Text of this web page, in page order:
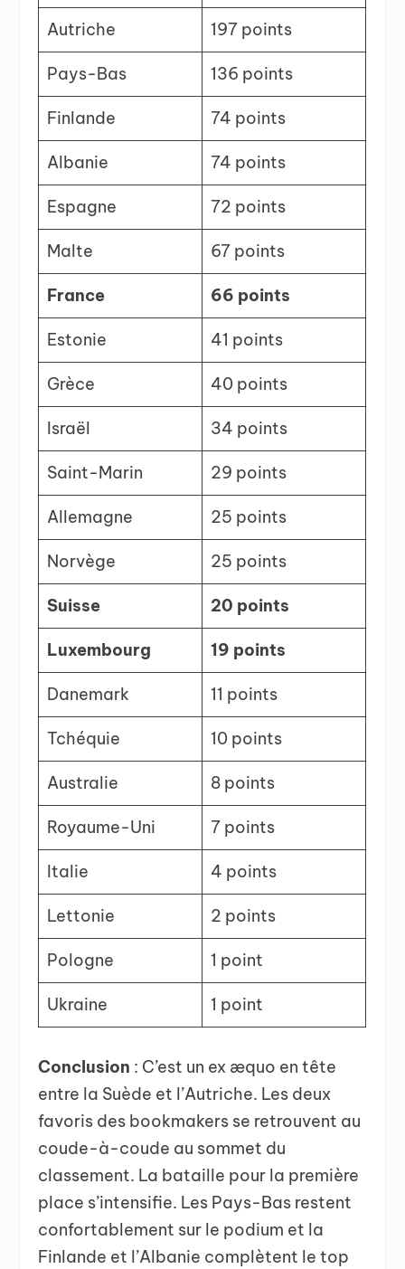
Autriche 197 points
Pays-Bas 136 points
Finlande 74 points
Albanie 74 points
Espagne 72 points
Malte 67 points
France 66 points
Estonie 41 points
Grèce 40 points
Israël 34 points
Saint-Marin 29 points
Allemagne 25 points
Norvège 25 points
Suisse 20 points
Luxembourg 19 points
Danemark 11 points
Tchéquie 10 points
Australie 8 points
Royaume-Uni 7 points
Italie 4 points
Lettonie 2 points
Pologne 1 point
Ukraine 1 point
Conclusion : C’est un ex æquo en tête
entre la Suède et l’Autriche. Les deux
favoris des bookmakers se retrouvent au
coude-à-coude au sommet du
classement. La bataille pour la première
place s’intensifie. Les Pays-Bas restent
confortablement sur le podium et la
Finlande et l’Albanie complètent le top